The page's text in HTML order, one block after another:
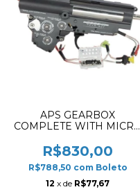
APS GEARBOX
COMPLETE WITH MICRO
FRONT WIRE
R$830,00
R$788,50 com Boleto
12 x de R$77,67